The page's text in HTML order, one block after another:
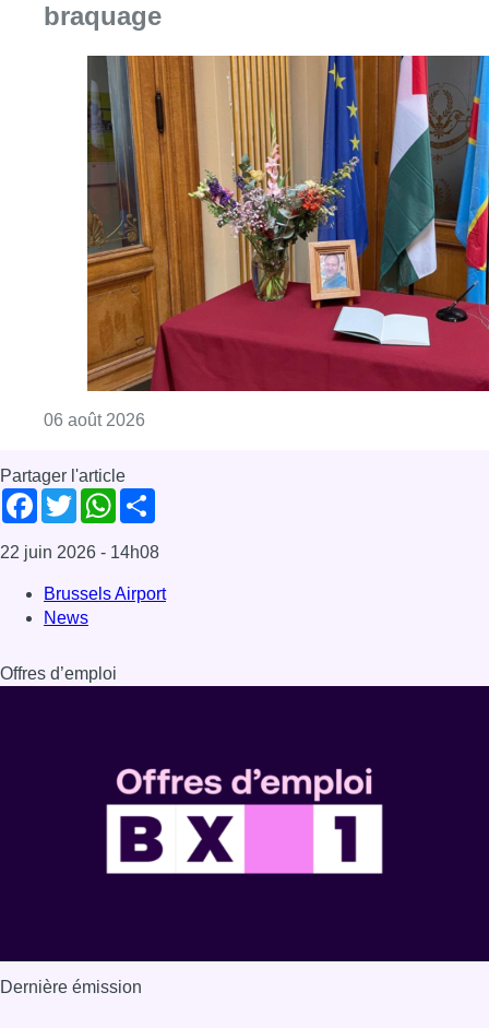
braquage
06 août 2026
Partager l'article
Facebook
TwitterWhatsApp
22 juin 2026 - 14h08
Brussels Airport
News
Offres d’emploi
Dernière émission